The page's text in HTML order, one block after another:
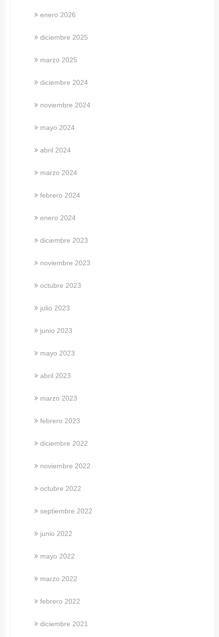
enero 2026
diciembre 2025
marzo 2025
diciembre 2024
noviembre 2024
mayo 2024
abril 2024
marzo 2024
febrero 2024
enero 2024
diciembre 2023
noviembre 2023
octubre 2023
julio 2023
junio 2023
mayo 2023
abril 2023
marzo 2023
febrero 2023
diciembre 2022
noviembre 2022
octubre 2022
septiembre 2022
junio 2022
mayo 2022
marzo 2022
febrero 2022
diciembre 2021